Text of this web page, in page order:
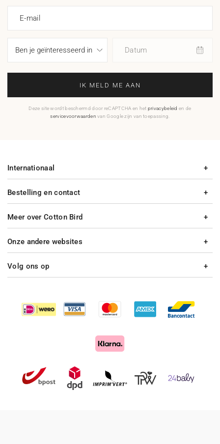
E-mail
Datum
IK MELD ME AAN
Deze site wordt beschermd door reCAPTCHA en het privacybeleid en de
servicevoorwaarden van Google zijn van toepassing.
Bestelling en contact
Meer over Cotton Bird
Internationaal
Onze andere websites
Volg ons op